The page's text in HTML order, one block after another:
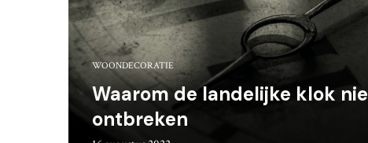
WOONDECORATIE
Waarom de landelijke klok
ontbreken